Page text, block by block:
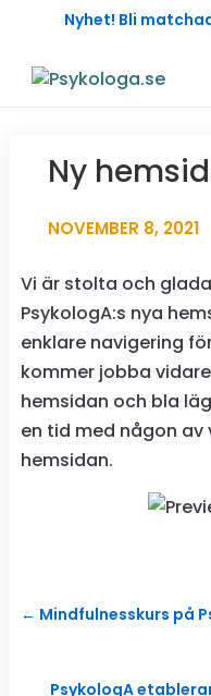
Nyhet! Bli
Ny
NOVEMBER 8, 2021
Vi är stolta och
PsykologA:s nya
enklare navigering
kommer jobba
hemsidan och bla
en tid med någon
hemsidan.
← Mindfulnesskurs på
PsykologA